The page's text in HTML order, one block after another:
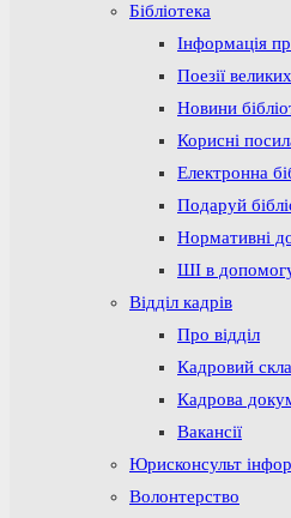
Бібліотека
Інформація
Поезії
Новини
Корисні
Електронна
Подаруй
Нормативні
ШІ в
Відділ кадрів
Про відділ
Кадровий
Кадрова
Вакансії
Юрисконсульт
Волонтерство